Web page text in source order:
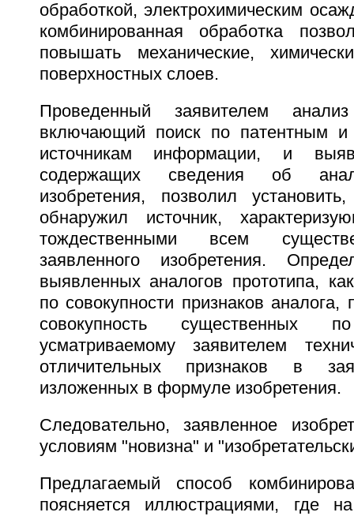
обработкой, электрохимическим
комбинированная обработка
повышать механические,
поверхностных слоев.
Проведенный заявителем
включающий поиск по патентным и
источникам информации, и
содержащих сведения об
изобретения, позволил
обнаружил источник,
тождественными всем
заявленного изобретения.
выявленных аналогов прототипа,
по совокупности признаков аналога,
совокупность
усматриваемому заявителем
отличительных признаков в
изложенных в формуле изобретения.
Следовательно, заявленное
условиям "новизна" и
Предлагаемый способ
поясняется иллюстрациями, где